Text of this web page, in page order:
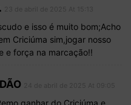
e isso é muito bom;Acho
Criciúma sim,jogar nosso
e força na marcação!!